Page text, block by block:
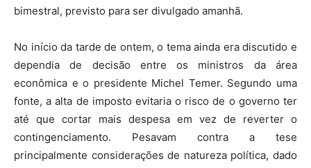
bimestral, previsto para ser divulgado amanhã.
No início da tarde de ontem, o tema ainda era discutido e
dependia de decisão entre os ministros da área
econômica e o presidente Michel Temer. Segundo uma
fonte, a alta de imposto evitaria o risco de o governo ter
até que cortar mais despesa em vez de reverter o
contingenciamento. Pesavam contra a tese
principalmente considerações de natureza política, dado